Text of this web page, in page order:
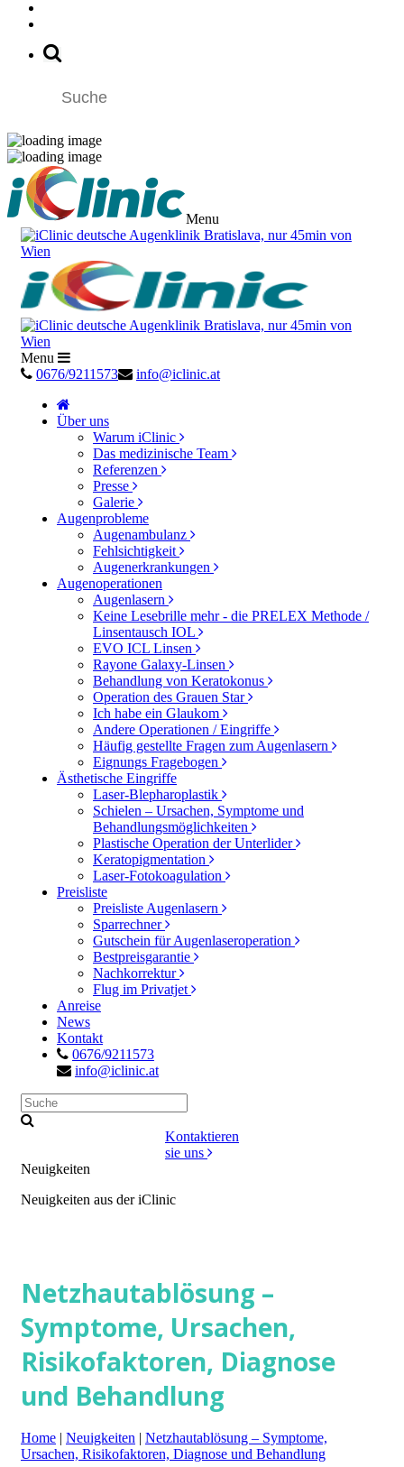
Menu
Menu
0676/9211573
info@iclinic.at
Über uns
Warum iClinic
Das medizinische Team
Referenzen
Presse
Galerie
Augenprobleme
Augenambulanz
Fehlsichtigkeit
Augenerkrankungen
Augenoperationen
Augenlasern
Keine Lesebrille mehr - die PRELEX Methode /
Linsentausch IOL
EVO ICL Linsen
Rayone Galaxy-Linsen
Behandlung von Keratokonus
Operation des Grauen Star
Ich habe ein Glaukom
Andere Operationen / Eingriffe
Häufig gestellte Fragen zum Augenlasern
Eignungs Fragebogen
Ästhetische Eingriffe
Laser-Blepharoplastik
Schielen – Ursachen, Symptome und
Behandlungsmöglichkeiten
Plastische Operation der Unterlider
Keratopigmentation
Laser-Fotokoagulation
Preisliste
Preisliste Augenlasern
Sparrechner
Gutschein für Augenlaseroperation
Bestpreisgarantie
Nachkorrektur
Flug im Privatjet
Anreise
News
Kontakt
0676/9211573
info@iclinic.at
Kontaktieren
sie uns
Neuigkeiten
Neuigkeiten aus der iClinic
Netzhautablösung –
Symptome, Ursachen,
Risikofaktoren, Diagnose
und Behandlung
Home | Neuigkeiten | Netzhautablösung – Symptome,
Ursachen, Risikofaktoren, Diagnose und Behandlung